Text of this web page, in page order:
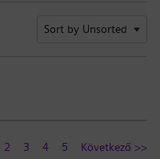
Sort by Unsorted
2 3 4 5 Következő >>